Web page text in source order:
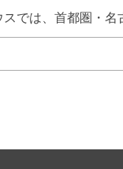
では、首都圏・名